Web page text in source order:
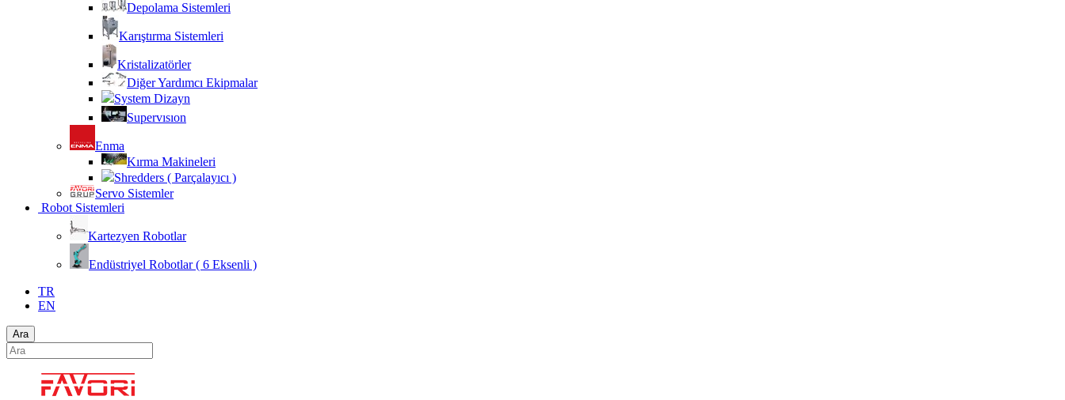
Depolama Sistemleri
Karıştırma Sistemleri
Kristalizatörler
Diğer Yardımcı Ekipmalar
System Dizayn
Supervısıon
Enma
Kırma Makineleri
Shredders ( Parçalayıcı )
Servo Sistemler
Robot Sistemleri
Kartezyen Robotlar
Endüstriyel Robotlar ( 6 Eksenli )
TR
EN
Ara